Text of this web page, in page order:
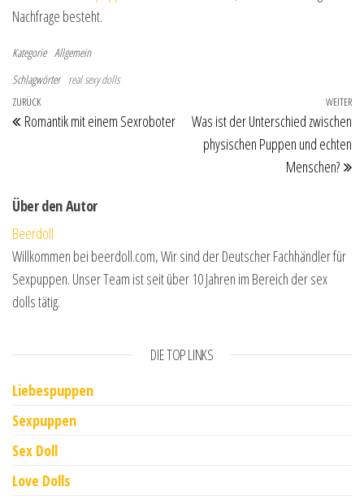
Nachfrage besteht.
Kategorie Allgemein
Schlagwörter real sexy dolls
Beitragsnavigation
Vorheriger Beitrag
ZURÜCK
Romantik mit einem Sexroboter
WEITER
Was ist der Unterschied zwischen
physischen Puppen und echten
Menschen?
Über den Autor
Beerdoll
Willkommen bei beerdoll.com, Wir sind der Deutscher Fachhändler für
Sexpuppen. Unser Team ist seit über 10 Jahren im Bereich der sex
dolls tätig.
DIE TOP LINKS
Liebespuppen
Sexpuppen
Sex Doll
Love Dolls